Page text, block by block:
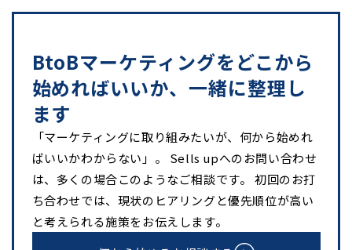
BtoBマーケティングをどこから
始めればいいか、一緒に整理し
ます
「マーケティングに取り組みたいが、何から始めれ
ばいいかわからない」。 Sells upへのお問い合わせ
は、多くの場合このようなご相談です。 初回のお打
ち合わせでは、現状のヒアリングと優先順位が高い
と考えられる施策をお伝えします。